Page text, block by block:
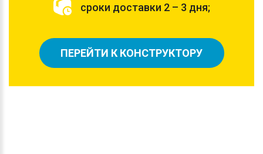
сроки доставки 2 – 3 дня;
ПЕРЕЙТИ К КОНСТРУКТОРУ